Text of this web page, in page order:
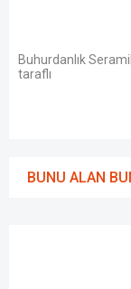
Buhurdanlık Seramik
taraflı
BUNU ALAN